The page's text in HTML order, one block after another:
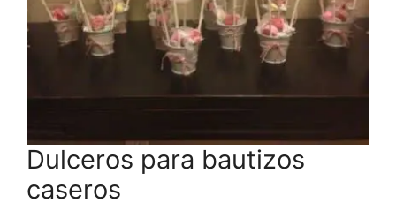
Dulceros para bautizos
caseros